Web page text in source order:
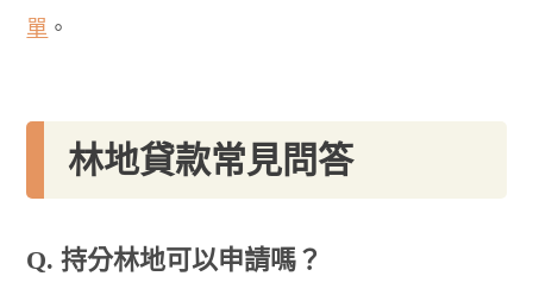
單 。
林地貸款常見問答
Q. 持分林地可以申請嗎？